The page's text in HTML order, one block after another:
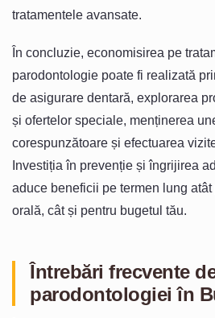
tratamentele avansate.
În concluzie, economisirea pe
parodontologie poate fi realizată
de asigurare dentară, explorarea
și ofertelor speciale, menținerea
corespunzătoare și efectuarea
Investiția în prevenție și îngrijirea
aduce beneficii pe termen lung
orală, cât și pentru bugetul tău.
Întrebări frecvente
parodontologiei în